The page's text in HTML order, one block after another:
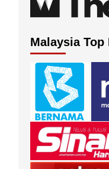
Malaysia Top